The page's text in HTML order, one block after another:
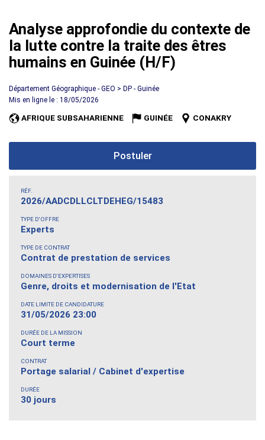
Analyse approfondie du contexte de
la lutte contre la traite des êtres
humains en Guinée (H/F)
Département Géographique - GEO > DP - Guinée
Mis en ligne le : 18/05/2026
AFRIQUE SUBSAHARIENNE GUINÉE CONAKRY
Postuler
RÉF.
2026/AADCDLLCLTDEHEG/15483
TYPE D'OFFRE
Experts
TYPE DE CONTRAT
Contrat de prestation de services
DOMAINES D'EXPERTISES
Genre, droits et modernisation de l'Etat
DATE LIMITE DE CANDIDATURE
31/05/2026 23:00
DURÉE DE LA MISSION
Court terme
CONTRAT
Portage salarial / Cabinet d'expertise
DURÉE
30 jours